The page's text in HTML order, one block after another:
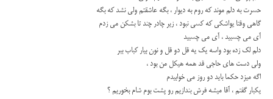
حسرت به دلم موند که روم به دیوار ، بگه عاشقتم ولی نشد که بگه
گاهی وقتا یواشکی که کسی نبود ، زیر چادر چند تا بشکن می زدم
آی می چسبید ، آی می چسبید
دلم لک زده بود واسه یک یه قل دو قل و نون بیار کباب ببر
ولی دست های حاجی قد همه هیکل من بود ،
اگه میزد حکما باید دو روز می خوابیدم
یکبار گفتم ، آقا میشه فرش بندازیم رو پشت بوم شام بخوریم ؟